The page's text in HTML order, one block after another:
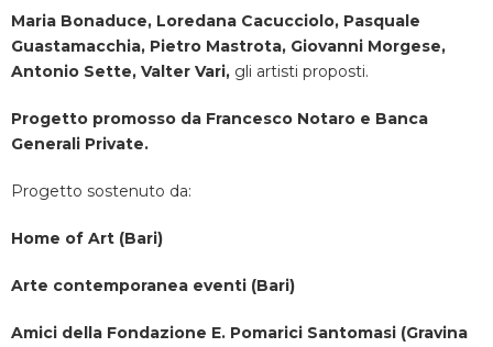
Maria Bonaduce, Loredana Cacucciolo, Pasquale
Guastamacchia, Pietro Mastrota, Giovanni Morgese,
Antonio Sette, Valter Vari, gli artisti proposti.
Progetto promosso da Francesco Notaro e Banca
Generali Private.
Progetto sostenuto da:
Home of Art (Bari)
Arte contemporanea eventi (Bari)
Amici della Fondazione E. Pomarici Santomasi (Gravina